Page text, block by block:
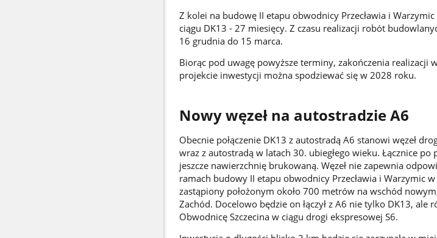
Z kolei na budowę II etapu obwodnicy Przecławia i
ciągu DK13 - 27 miesięcy. Z czasu realizacji robót
16 grudnia do 15 marca.
Biorąc pod uwagę powyższe terminy, zakończenia realizacji
projekcie inwestycji można spodziewać się w 2028 roku.
Nowy węzeł na autostradzie A6
Obecnie połączenie DK13 z autostradą A6 stanowi węzeł
wraz z autostradą w latach 30. ubiegłego wieku. Łącznice po
jeszcze nawierzchnię brukowaną. Węzeł nie zapewnia
ramach budowy II etapu obwodnicy Przecławia i Warzymic
zastąpiony położonym około 700 metrów na wschód
Zachód. Docelowo będzie on łączył z A6 nie tylko DK13, ale
Obwodnicę Szczecina w ciągu drogi ekspresowej S6.